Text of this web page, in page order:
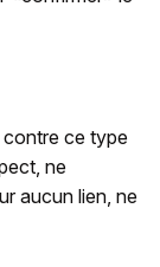
ce type
ne
aucun lien, ne